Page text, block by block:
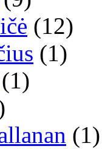
(12)
(1)
(1)
(1)